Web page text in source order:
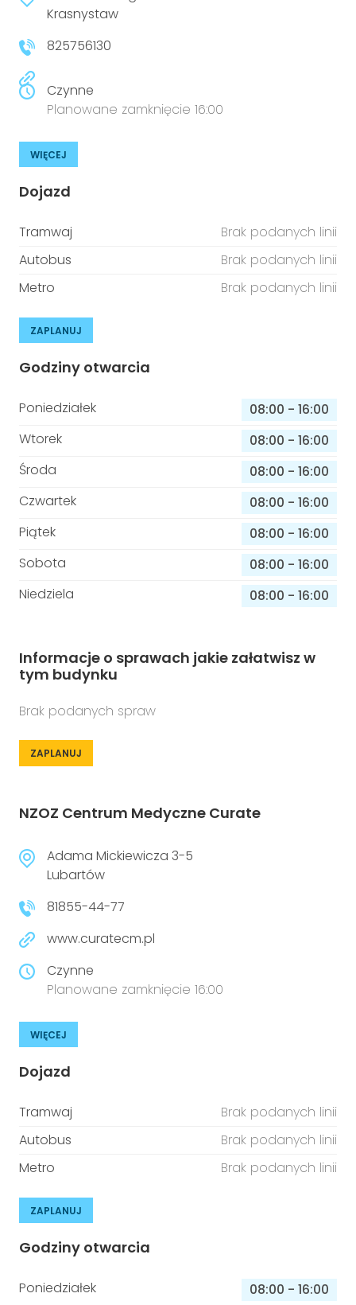
niepełnosprawnościami
Prawo
Prawa osób z niepełnosprawnościami
Urządzenia IoT
Krasnystaw
825756130
Czynne
Planowane zamknięcie 16:00
WIĘCEJ
Dojazd
Tramwaj
Brak podanych linii
Autobus
Brak podanych linii
Metro
Brak podanych linii
ZAPLANUJ
Godziny otwarcia
Poniedziałek 08:00 - 16:00
Wtorek
08:00 - 16:00
Środa
08:00 - 16:00
Czwartek
08:00 - 16:00
Piątek
08:00 - 16:00
Sobota
08:00 - 16:00
Niedziela
08:00 - 16:00
Informacje o sprawach jakie załatwisz w
tym budynku
Brak podanych spraw
ZAPLANUJ
NZOZ Centrum Medyczne Curate
Adama Mickiewicza 3-5
Lubartów
81855-44-77
www.curatecm.pl
Czynne
Planowane zamknięcie 16:00
WIĘCEJ
Dojazd
Tramwaj
Brak podanych linii
Autobus
Brak podanych linii
Metro
Brak podanych linii
ZAPLANUJ
Godziny otwarcia
Poniedziałek 08:00 - 16:00